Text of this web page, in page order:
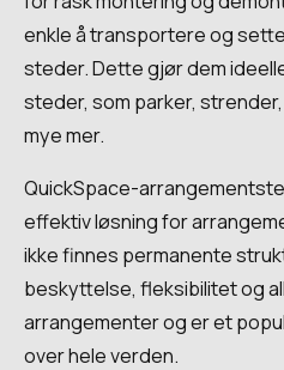
enkle å transportere og
steder. Dette gjør dem
steder, som parker,
mye mer.
QuickSpace-
effektiv løsning for
ikke finnes permanente
beskyttelse, fleksibilitet og
arrangementer og er et
over hele verden.